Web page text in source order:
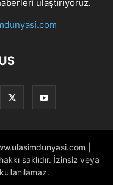
ulaştırıyoruz.
|
saklıdır. İzinsiz veya